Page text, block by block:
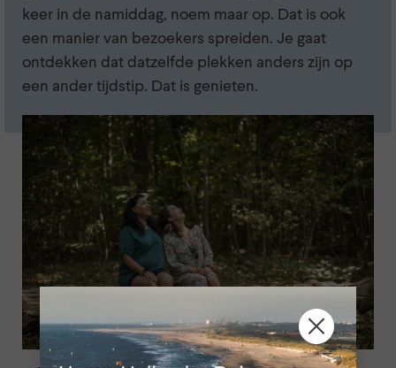
keer in de namiddag, noem maar op. Dat is ook
een manier van bezoekers spreiden. Je gaat
ontdekken dat datzelfde plekken anders zijn op
een ander tijdstip. Dat is genieten.